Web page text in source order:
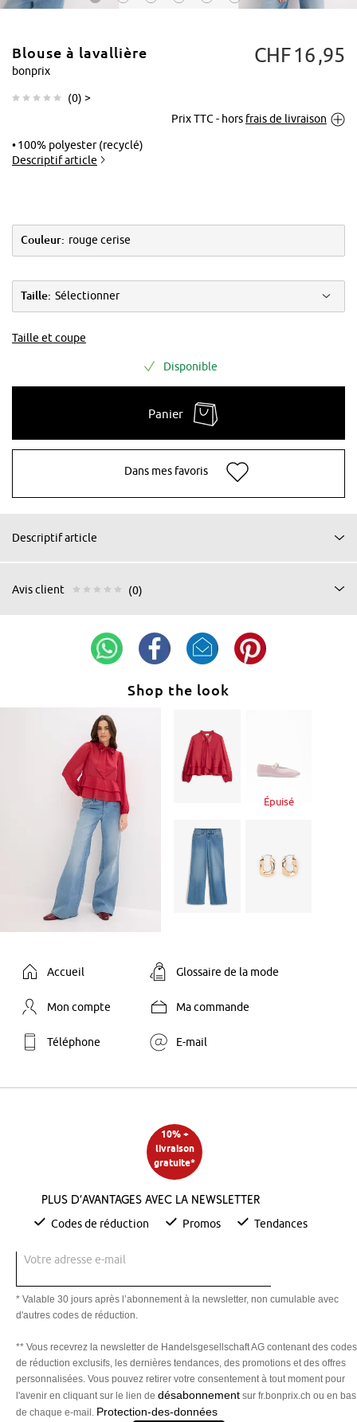
Tapoter pour
Blouse à lavallière
bonprix
(0) >
CHF16 95
Prix TTC - hors frais de livraison
100% polyester (recyclé)
Descriptif article
Couleur: rouge cerise
Taille: Sélectionner
Taille et coupe
Disponible
Panier
Dans mes favoris
Descriptif article
Avis client (0)
Shop the look
Épuisé
Accueil Glossaire de la mode
Mon compte Ma commande
Téléphone E-mail
10% +
livraison
gratuite*
Plus d’avantages avec la newsletter
Codes de réduction Promos Tendances
Votre adresse e-mail
* Valable 30 jours après l’abonnement à la newsletter, non cumulable avec
d'autres codes de réduction.
** Vous recevrez la newsletter de Handelsgesellschaft AG contenant des codes
de réduction exclusifs, les dernières tendances, des promotions et des offres
personnalisées. Vous pouvez retirer votre consentement à tout moment pour
l'avenir en cliquant sur le lien de désabonnement sur fr.bonprix.ch ou en bas
de chaque e-mail. Protection-des-données